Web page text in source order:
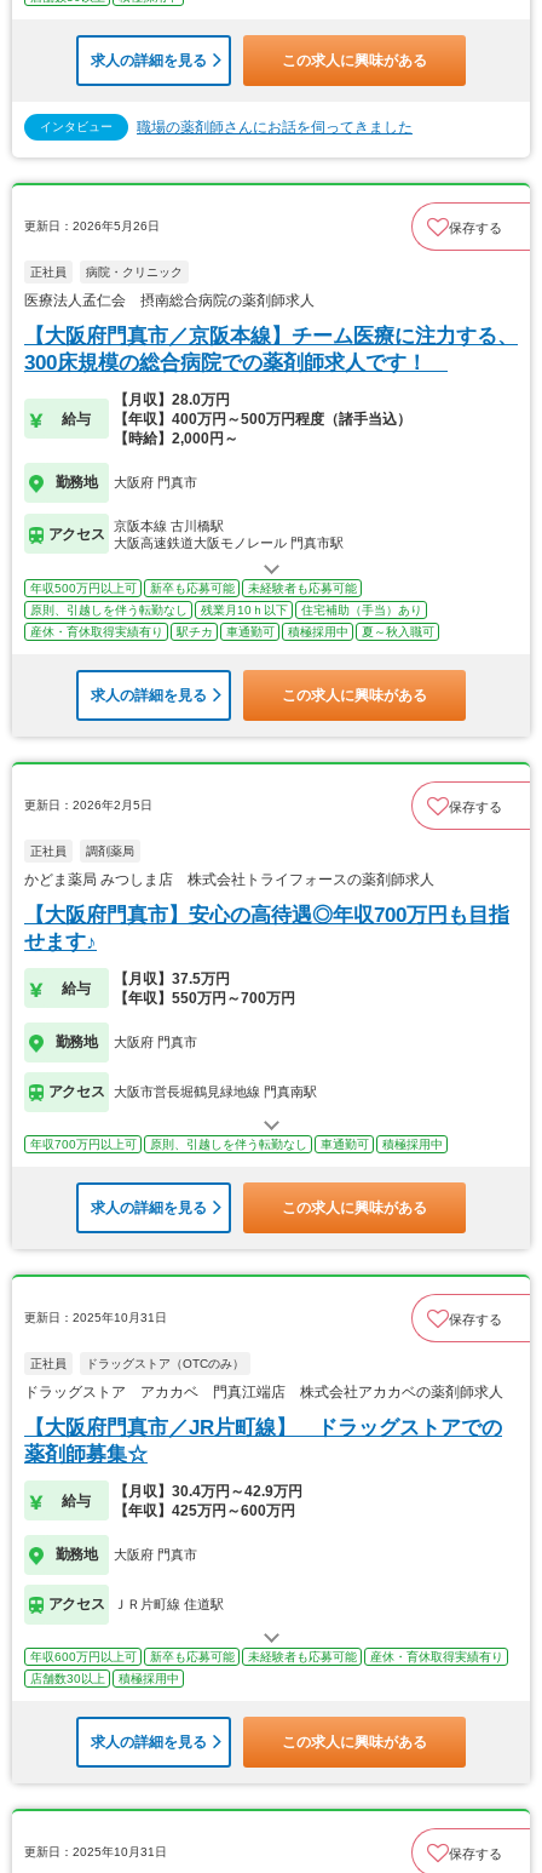
求人の詳細を見る この求人に興味がある
インタビュー 職場の薬剤師さんにお話を伺ってきました
更新日：2026年5月26日 保存する
正社員 病院・クリニック
医療法人孟仁会 摂南総合病院の薬剤師求人
【大阪府門真市／京阪本線】チーム医療に注力する、
300床規模の総合病院での薬剤師求人です！
給与
【月収】28.0万円
【年収】400万円～500万円程度（諸手当込）
【時給】2,000円～
勤務地 大阪府 門真市
アクセス
京阪本線 古川橋駅
大阪高速鉄道大阪モノレール 門真市駅
年収500万円以上可 新卒も応募可能
未経験者も応募可能
原則、引越しを伴う転勤なし
残業月10ｈ以下
住宅補助（手当）あり
産休・育休取得実績有り
駅チカ 車通勤可 積極採用中 夏～秋入職可
求人の詳細を見る この求人に興味がある
更新日：2026年2月5日 保存する
正社員 調剤薬局
かどま薬局 みつしま店 株式会社トライフォースの薬剤師求人
【大阪府門真市】安心の高待遇◎年収700万円も目指
せます♪
給与
【月収】37.5万円
【年収】550万円～700万円
勤務地 大阪府 門真市
アクセス 大阪市営長堀鶴見緑地線 門真南駅
年収700万円以上可 原則、引越しを伴う転勤なし 車通勤可 積極採用中
求人の詳細を見る この求人に興味がある
更新日：2025年10月31日 保存する
正社員 ドラッグストア（OTCのみ）
ドラッグストア アカカベ 門真江端店 株式会社アカカベの薬剤師求人
【大阪府門真市／JR片町線】 ドラッグストアでの
薬剤師募集☆
給与
【月収】30.4万円～42.9万円
【年収】425万円～600万円
勤務地 大阪府 門真市
アクセス ＪＲ片町線 住道駅
年収600万円以上可 新卒も応募可能 未経験者も応募可能
産休・育休取得実績有り
店舗数30以上
積極採用中
求人の詳細を見る この求人に興味がある
更新日：2025年10月31日 保存する